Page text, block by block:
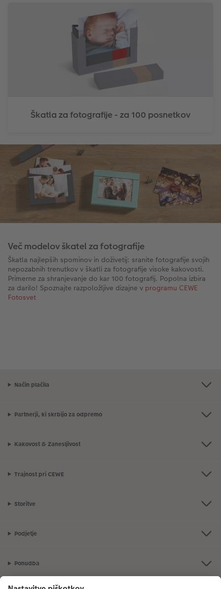
Škatla za fotografije - za 100 posnetkov
Več modelov škatel za fotografije
Škatla najlepših spominov in doživetij: sranite fotografije svojih
nepozabnih trenutkov v škatli za fotografije visoke kakovosti.
Primerne za shranjevanje do kar 100 fotografij. Popolna izbira
za darilo! Spoznajte razpoložljive dizajne v programu CEWE
Fotosvet
Način plačila
Partnerji, ki skrbijo za odpremo
Kakovost & Zanesljivost
Trajnost pri CEWE
Storitve
Podjetje
Ponudba